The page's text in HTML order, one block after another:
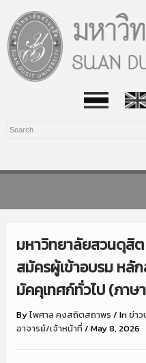
มหาวิทยาลัยสวนดุสิ
สมัครผู้เข้าอบรม หลั
มัคคุเทศก์ทั่วไป (ภา
Byไพศาล คงสถิตสถาพร / Inข่า
อาจารย์/เจ้าหน้าที่/ May 8, 2026